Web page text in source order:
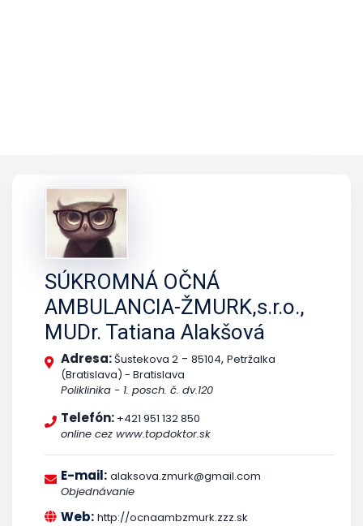
SÚKROMNÁ OČNÁ
AMBULANCIA-ŽMURK,s.r.o.,
MUDr. Tatiana Alakšová
Adresa:Šustekova 2 - 85104, Petržalka
(Bratislava) - Bratislava
Poliklinika - 1. posch. č. dv.120
Telefón: +421 951 132 850
online cez www.topdoktor.sk
E-mail: alaksova.zmurk@gmail.com
Objednávanie
Web: http://ocnaambzmurk.zzz.sk